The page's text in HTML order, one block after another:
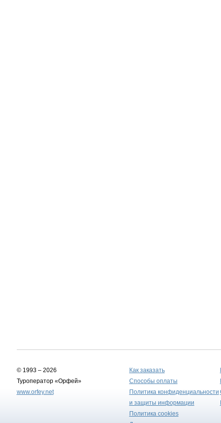
© 1993 – 2026
Туроператор «Орфей»
www.orfey.net
Как заказать
Способы оплаты
Политика конфиденциальности
и защиты информации
Политика cookies